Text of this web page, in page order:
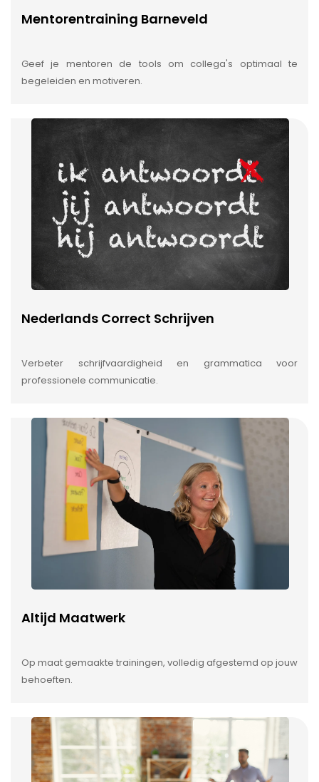
Mentorentraining Barneveld
Geef je mentoren de tools om collega's optimaal te
begeleiden en motiveren.
Nederlands Correct Schrijven
Verbeter schrijfvaardigheid en grammatica voor
professionele communicatie.
Altijd Maatwerk
Op maat gemaakte trainingen, volledig afgestemd op jouw
behoeften.